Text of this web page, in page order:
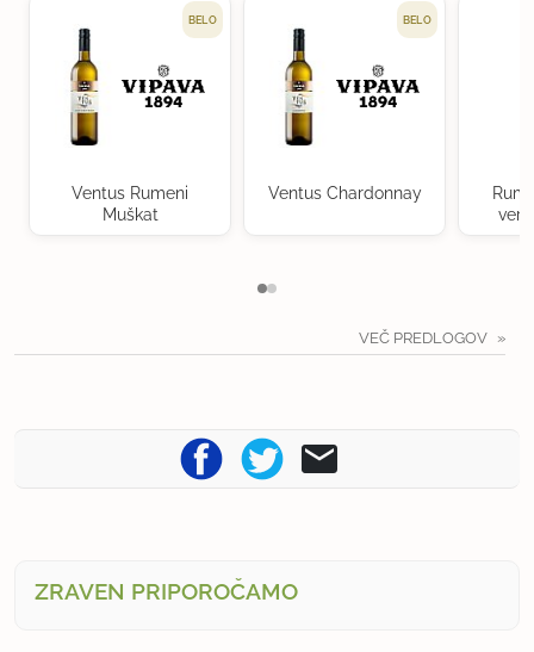
BELO
Ventus Rumeni
Muškat
BELO
Ventus Chardonnay
VEČ PREDLOGOV
ZRAVEN PRIPOROČAMO